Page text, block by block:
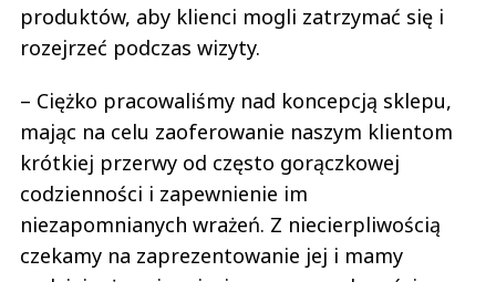
produktów, aby klienci mogli zatrzymać się i
rozejrzeć podczas wizyty.
– Ciężko pracowaliśmy nad koncepcją sklepu,
mając na celu zaoferowanie naszym klientom
krótkiej przerwy od często gorączkowej
codzienności i zapewnienie im
niezapomnianych wrażeń. Z niecierpliwością
czekamy na zaprezentowanie jej i mamy